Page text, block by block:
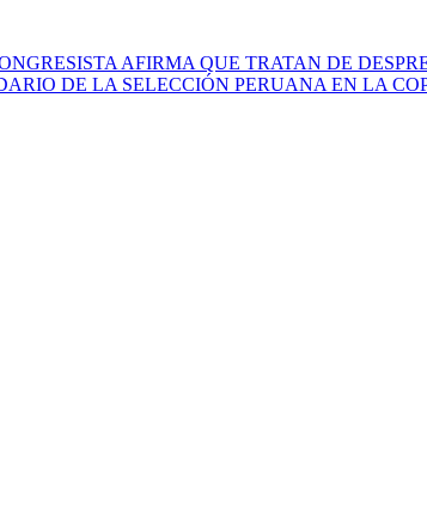
AFIRMA QUE TRATAN DE
DE LA SELECCIÓN PERUANA EN LA